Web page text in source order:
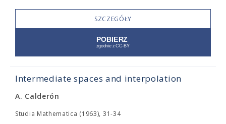
SZCZEGÓŁY
Intermediate spaces and interpolation
A. Calderón
Studia Mathematica (1963), 31-34